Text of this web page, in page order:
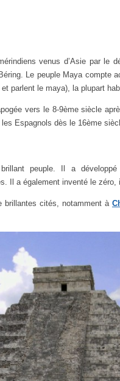
venus d’Asie par le
Le peuple Maya compte
parlent le maya), la plupart
vers le 8-9ème siècle
Espagnols dès le 16ème
peuple. Il a développé
Il a également inventé le
brillantes cités, notamment à